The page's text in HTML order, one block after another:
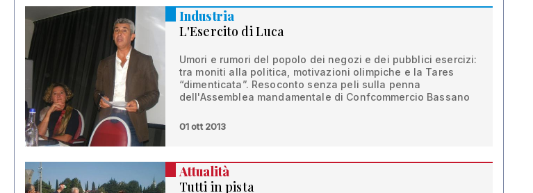
Industria
L'Esercito di Luca
Umori e rumori del popolo dei negozi e dei pubblici esercizi:
tra moniti alla politica, motivazioni olimpiche e la Tares
“dimenticata”. Resoconto senza peli sulla penna
dell'Assemblea mandamentale di Confcommercio Bassano
01 ott 2013
Attualità
Tutti in pista